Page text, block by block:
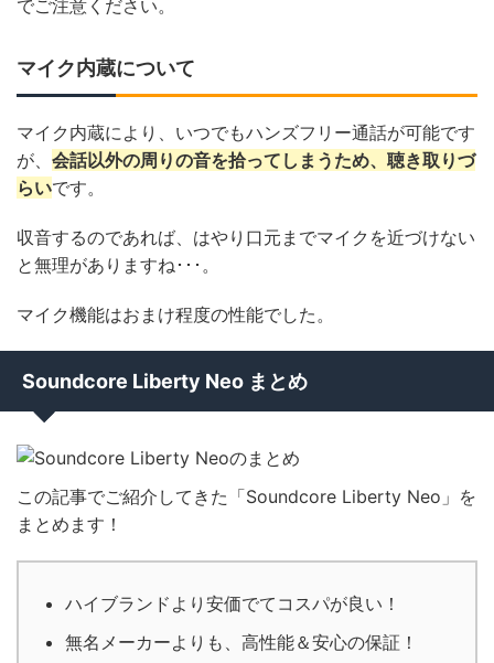
でご注意ください。
マイク内蔵について
マイク内蔵により、いつでもハンズフリー通話が可能です
が、 会話以外の周りの音を拾ってしまうため、聴き取りづ
らいです。
収音するのであれば、はやり口元までマイクを近づけない
と無理がありますね･･･。
マイク機能はおまけ程度の性能でした。
Soundcore Liberty Neo まとめ
この記事でご紹介してきた「Soundcore Liberty Neo」を
まとめます！
ハイブランドより安価でてコスパが良い！
無名メーカーよりも、高性能＆安心の保証！